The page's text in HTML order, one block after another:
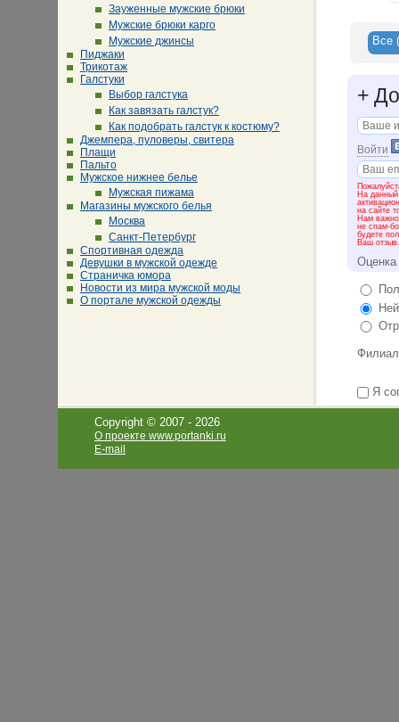
Зауженные мужские брюки
Мужские брюки карго
Мужские джинсы
Пиджаки
Трикотаж
Галстуки
Выбор галстука
Как завязать галстук?
Как подобрать галстук к костюму?
Джемпера, пуловеры, свитера
Плащи
Пальто
Мужское нижнее белье
Мужская пижама
Магазины мужского белья
Москва
Санкт-Петербург
Спортивная одежда
Девушки в мужской одежде
Страничка юмора
Новости из мира мужской моды
О портале мужской одежды
Все
+
Войти
На данный
на сайте
Нам важно
не спам-
будете
Ваш отзыв.
Оценка
Филиал
Я
Copyright © 2007 - 2026
О проекте www.portanki.ru
E-mail